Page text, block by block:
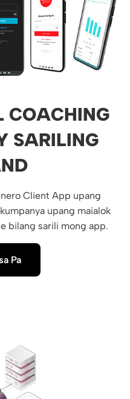
COACHING
SARILING
Client App upang
upang maialok
bilang sarili mong app.
Pa